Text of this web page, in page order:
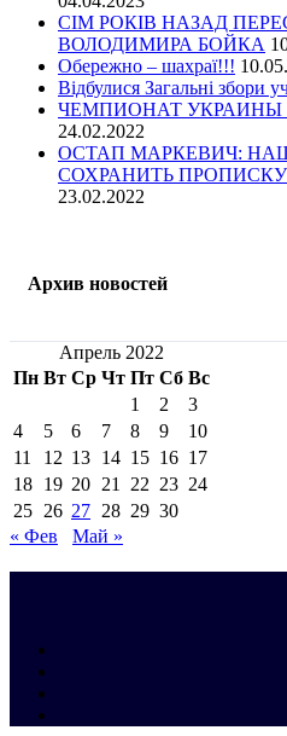
СІМ РОКІВ НАЗАД
ВОЛОДИМИРА БОЙКА
Обережно – шахраї!!!
Відбулися Загальні збори
ЧЕМПИОНАТ УКРАИНЫ
24.02.2022
ОСТАП МАРКЕВИЧ:
СОХРАНИТЬ
23.02.2022
Архив новостей
Апрель 2022
Пн Вт Ср Чт Пт Сб Вс
1
2
3
4
5 6 7 8 9
10
11
12 13 14 15 16 17
18 19 20 21 22 23 24
25 26 27 28 29 30
« Фев
Май »